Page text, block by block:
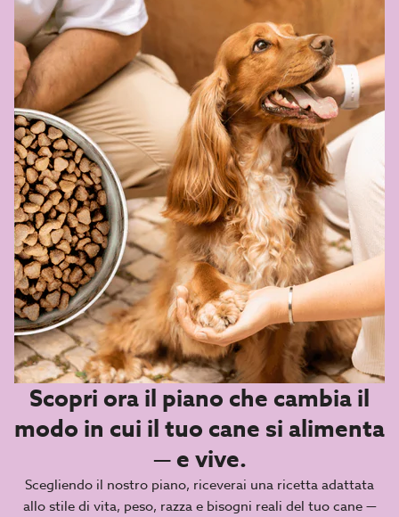
Scopri ora il piano che cambia il
modo in cui il tuo cane si alimenta
— e vive.
Scegliendo il nostro piano, riceverai una ricetta adattata
allo stile di vita, peso, razza e bisogni reali del tuo cane —